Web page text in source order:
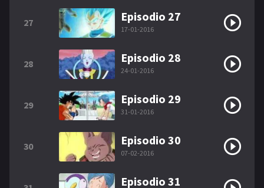
27 Episodio 27
17-01-2016
28 Episodio 28
24-01-2016
29 Episodio 29
31-01-2016
30 Episodio 30
07-02-2016
Episodio 31